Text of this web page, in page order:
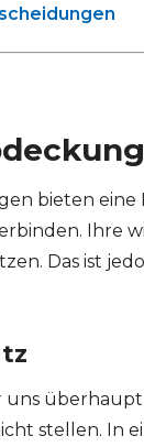
bieten eine
Ihre
Das ist
überhaupt
stellen. In